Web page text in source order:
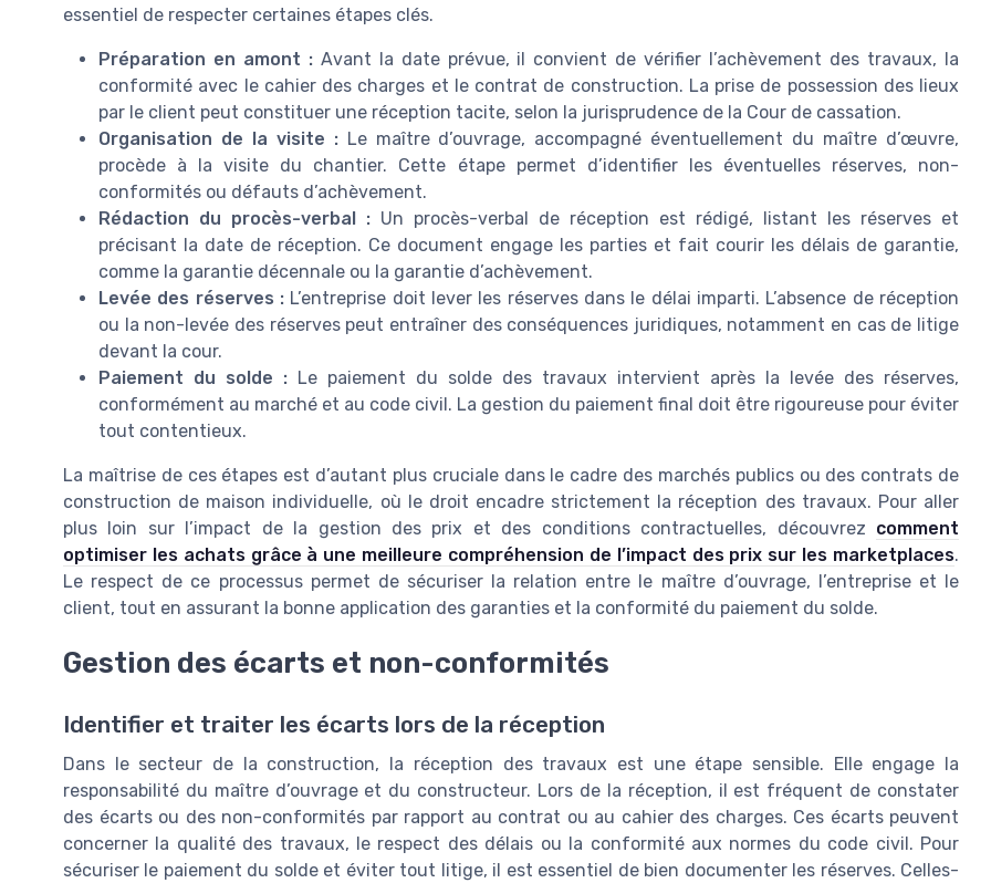
essentiel de respecter certaines étapes clés.
Préparation en amont :Avant la date prévue, il convient de vérifier l’achèvement des travaux, la
conformité avec le cahier des charges et le contrat de construction. La prise de possession des lieux
par le client peut constituer une réception tacite, selon la jurisprudence de la Cour de cassation.
Organisation de la visite :Le maître d’ouvrage, accompagné éventuellement du maître d’œuvre,
procède à la visite du chantier. Cette étape permet d’identifier les éventuelles réserves, non-
conformités ou défauts d’achèvement.
Rédaction du procès-verbal : Un procès-verbal de réception est rédigé, listant les réserves et
précisant la date de réception. Ce document engage les parties et fait courir les délais de garantie,
comme la garantie décennale ou la garantie d’achèvement.
Levée des réserves : L’entreprise doit lever les réserves dans le délai imparti. L’absence de réception
ou la non-levée des réserves peut entraîner des conséquences juridiques, notamment en cas de litige
devant la cour.
Paiement du solde : Le paiement du solde des travaux intervient après la levée des réserves,
conformément au marché et au code civil. La gestion du paiement final doit être rigoureuse pour éviter
tout contentieux.
La maîtrise de ces étapes est d’autant plus cruciale dans le cadre des marchés publics ou des contrats de
construction de maison individuelle, où le droit encadre strictement la réception des travaux. Pour aller
plus loin sur l’impact de la gestion des prix et des conditions contractuelles, découvrez comment
optimiser les achats grâce à une meilleure compréhension de l’impact des prix sur les marketplaces.
Le respect de ce processus permet de sécuriser la relation entre le maître d’ouvrage, l’entreprise et le
client, tout en assurant la bonne application des garanties et la conformité du paiement du solde.
Gestion des écarts et non-conformités
Identifier et traiter les écarts lors de la réception
Dans le secteur de la construction, la réception des travaux est une étape sensible. Elle engage la
responsabilité du maître d’ouvrage et du constructeur. Lors de la réception, il est fréquent de constater
des écarts ou des non-conformités par rapport au contrat ou au cahier des charges. Ces écarts peuvent
concerner la qualité des travaux, le respect des délais ou la conformité aux normes du code civil. Pour
sécuriser le paiement du solde et éviter tout litige, il est essentiel de bien documenter les réserves. Celles-